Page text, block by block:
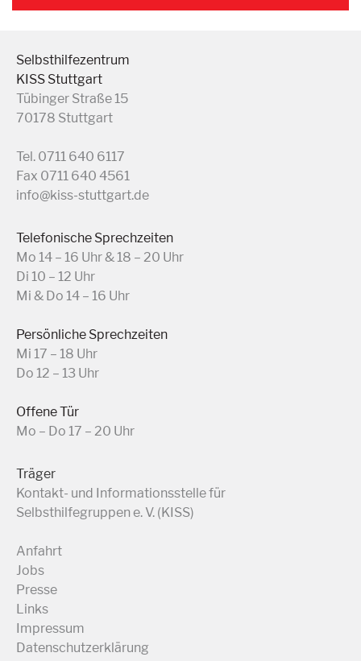
Selbsthilfezentrum
KISS Stuttgart
Tübinger Straße 15
70178 Stuttgart
Tel. 0711 640 6117
Fax 0711 640 4561
info@kiss-stuttgart.de
Telefonische Sprechzeiten
Mo 14 – 16 Uhr & 18 – 20 Uhr
Di 10 – 12 Uhr
Mi & Do 14 – 16 Uhr
Persönliche Sprechzeiten
Mi 17 – 18 Uhr
Do 12 – 13 Uhr
Offene Tür
Mo – Do 17 – 20 Uhr
Träger
Kontakt- und Informationsstelle für
Selbsthilfegruppen e. V. (KISS)
Anfahrt
Jobs
Presse
Links
Impressum
Datenschutzerklärung